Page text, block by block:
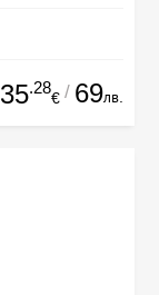
35.28
€ / 69лв.